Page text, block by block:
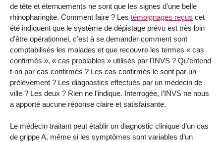
de tête et éternuements ne sont que les signes d’une belle
rhinopharingite. Comment faire ? Les témoignages reçus cet
été indiquent que le système de dépistage prévu est très loin
d’être opérationnel, c’est à se demander comment sont
comptabilisés les malades et que recouvre les termes « cas
confirmés », « cas problables » utilisés par l’INVS ? Qu’entend
t-on par cas confirmés ? Les cas confirmés le sont par un
prélèvement ? Les diagnostics effectués par un médecin de
ville ? Les deux ? Rien ne l’indique. Interrogée, l’INVS ne nous
a apporté aucune réponse claire et satisfaisante.
Le médecin traitant peut établir un diagnostic clinique d’un cas
de grippe A, même si les symptômes sont variables d’un